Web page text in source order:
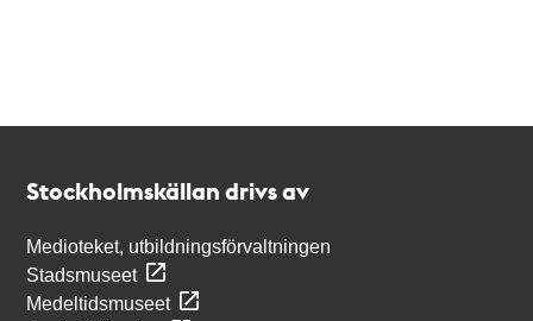
Stockholmskällan drivs av
Medioteket, utbildningsförvaltningen
Stadsmuseet
Medeltidsmuseet